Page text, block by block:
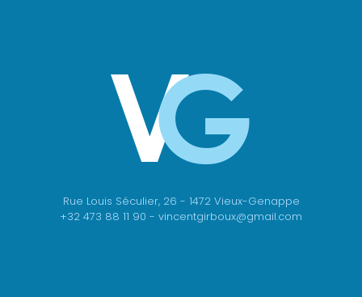
Rue Louis Séculier, 26 - 1472 Vieux-Genappe
+32 473 88 11 90 - vincentgirboux@gmail.com